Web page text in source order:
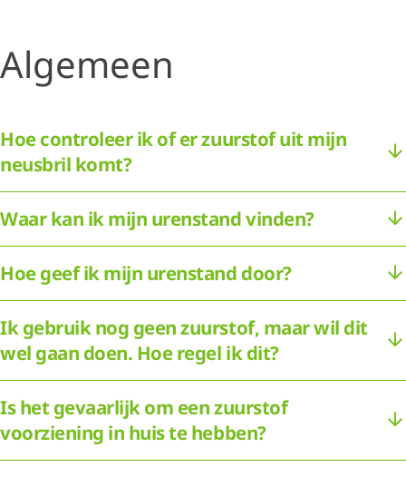
Algemeen
Hoe controleer ik of er zuurstof uit mijn
neusbril komt?
Waar kan ik mijn urenstand vinden?
Hoe geef ik mijn urenstand door?
Ik gebruik nog geen zuurstof, maar wil dit
wel gaan doen. Hoe regel ik dit?
Is het gevaarlijk om een zuurstof
voorziening in huis te hebben?